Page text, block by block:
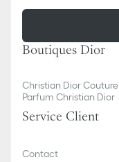
Boutiques Dior
Christian Dior Couture
Parfum Christian Dior
Service Client
Contact